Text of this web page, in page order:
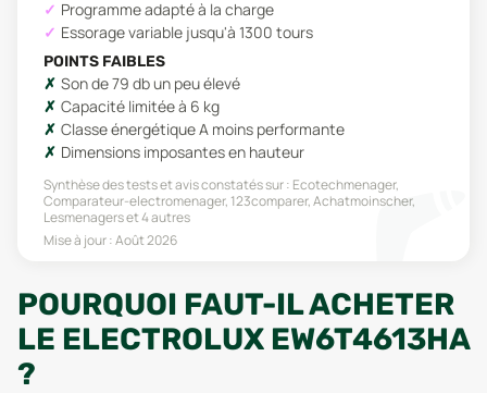
Programme adapté à la charge
Essorage variable jusqu'à 1300 tours
POINTS FAIBLES
Son de 79 db un peu élevé
Capacité limitée à 6 kg
Classe énergétique A moins performante
Dimensions imposantes en hauteur
Synthèse des tests et avis constatés sur : Ecotechmenager,
Comparateur-electromenager, 123comparer, Achatmoinscher,
Lesmenagerset 4 autres
Mise à jour :Août 2026
POURQUOI FAUT-IL ACHETER
LE ELECTROLUX EW6T4613HA
?